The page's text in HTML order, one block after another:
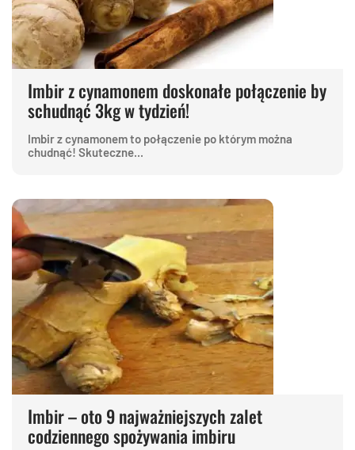
Imbir z cynamonem doskonałe połączenie by
schudnąć 3kg w tydzień!
Imbir z cynamonem to połączenie po którym można
chudnąć! Skuteczne...
Imbir – oto 9 najważniejszych zalet
codziennego spożywania imbiru